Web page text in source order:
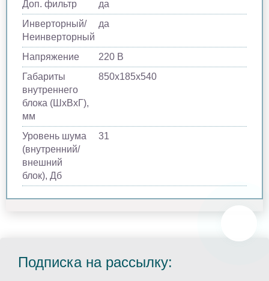
Доп. фильтр
да
Инверторный/
Неинверторный
да
Напряжение
220 В
Габариты
внутреннего
блока (ШхВхГ),
мм
850х185х540
Уровень шума
(внутренний/
внешний
блок), Дб
31
Подписка на рассылку: